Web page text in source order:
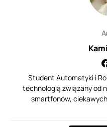
Student Automatyki i
technologią związany od
smartfonów,